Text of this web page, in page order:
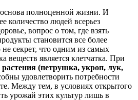
полноценной жизни. И
количество людей всерьез
вопрос о том, где взять
становится все более
секрет, что одним из самых
веществ является клетчатка. При
растения (петрушка, укроп, лук,
удовлетворить потребности
Между тем, в условиях открытого
урожай этих культур лишь в